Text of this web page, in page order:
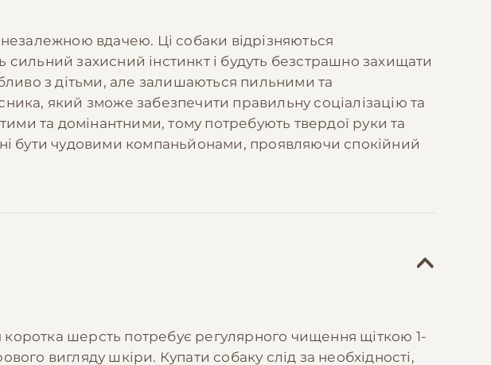
вдачею. Ці собаки відрізняються
захисний інстинкт і будуть безстрашно захищати
з дітьми, але залишаються пильними та
який зможе забезпечити правильну соціалізацію та
та домінантними, тому потребують твердої руки та
бути чудовими компаньйонами, проявляючи спокійний
коротка шерсть потребує регулярного чищення щіткою 1-
вигляду шкіри. Купати собаку слід за необхідності,